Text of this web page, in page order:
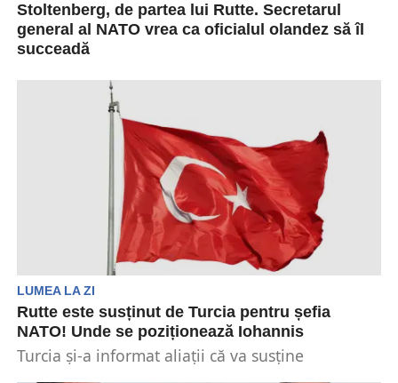
Stoltenberg, de partea lui Rutte. Secretarul
general al NATO vrea ca oficialul olandez să îl
succeadă
NATO, Jens Stoltenberg și-a declarat sprijinul
LUMEA LA ZI
Rutte este susținut de Turcia pentru șefia
NATO! Unde se poziționează Iohannis
Turcia și-a informat aliații că va susține